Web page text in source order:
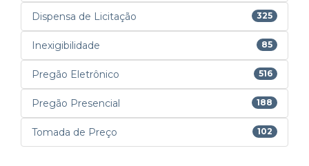
Dispensa de Licitação 325
Inexigibilidade 85
Pregão Eletrônico 516
Pregão Presencial 188
Tomada de Preço 102